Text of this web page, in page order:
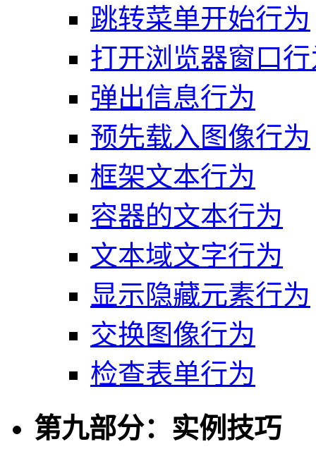
跳转菜单开始行为
打开浏览器窗口
弹出信息行为
预先载入图像行为
框架文本行为
容器的文本行为
文本域文字行为
显示隐藏元素行为
交换图像行为
检查表单行为
第九部分：实例技巧